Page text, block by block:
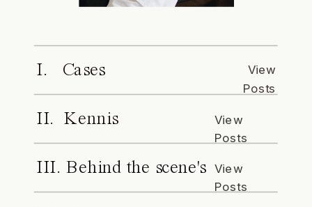
I. Cases
View
Posts
II. Kennis
View
Posts
III. Behind the scene's
View
Posts